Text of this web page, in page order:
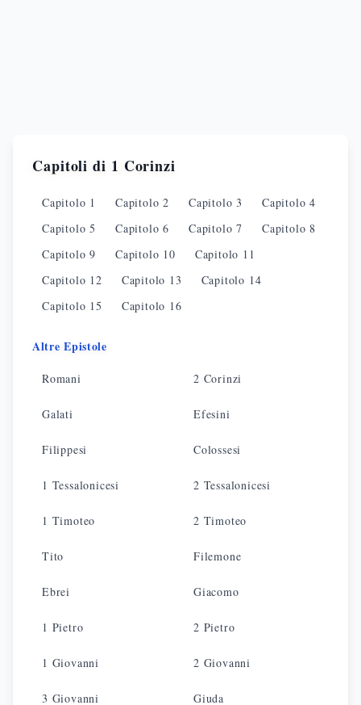
Capitoli di 1 Corinzi
Capitolo 1 Capitolo2 Capitolo3 Capitolo4
Capitolo5 Capitolo6 Capitolo7 Capitolo8
Capitolo9 Capitolo 10 Capitolo 11
Capitolo 12 Capitolo 13 Capitolo 14
Capitolo 15 Capitolo 16
Altre Epistole
Romani 2 Corinzi
Galati Efesini
Filippesi Colossesi
1 Tessalonicesi 2 Tessalonicesi
1 Timoteo 2 Timoteo
Tito Filemone
Ebrei Giacomo
1 Pietro 2 Pietro
1 Giovanni 2 Giovanni
3 Giovanni Giuda